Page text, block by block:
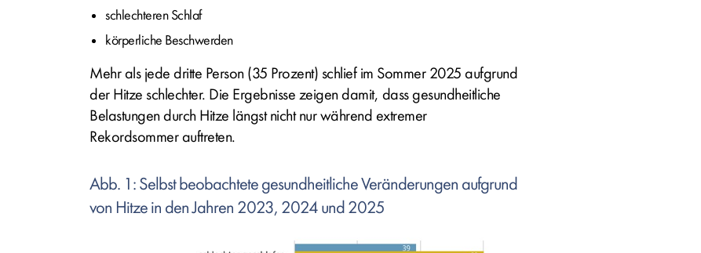
schlechteren Schlaf
körperliche Beschwerden
Mehr als jede dritte Person (35 Prozent) schlief im Sommer 2025 aufgrund
der Hitze schlechter. Die Ergebnisse zeigen damit, dass gesundheitliche
Belastungen durch Hitze längst nicht nur während extremer
Rekordsommer auftreten.
Abb. 1: Selbst beobachtete gesundheitliche Veränderungen aufgrund
von Hitze in den Jahren 2023, 2024 und 2025